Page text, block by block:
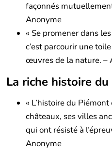
façonnés
Anonyme
« Se promener dans
c’est parcourir une
œuvres de la nature. –
La riche histoire
« L’histoire du
châteaux, ses villes
qui ont résisté à
Anonyme